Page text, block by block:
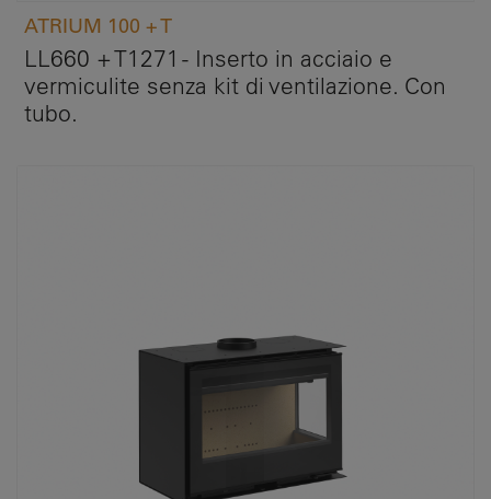
ATRIUM 100 + T
LL660 + T1271 - Inserto in acciaio e
vermiculite senza kit di ventilazione. Con
tubo.